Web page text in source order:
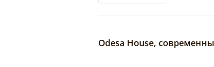
Odesa House,